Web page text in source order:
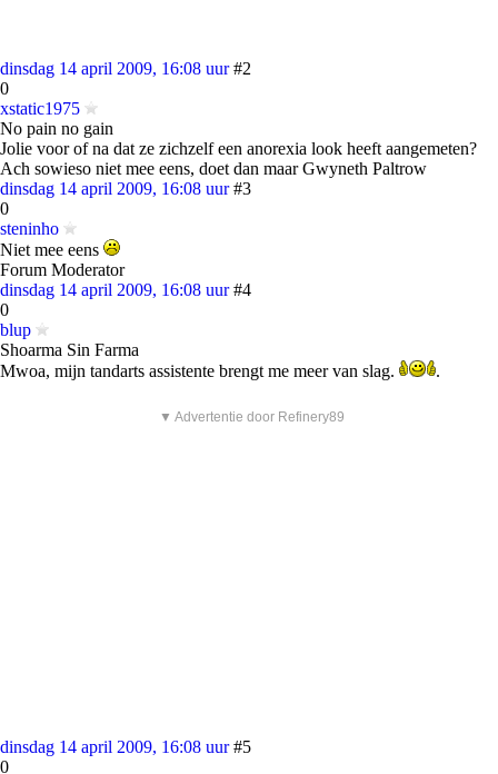
dinsdag 14 april 2009, 16:08 uur #2
0
xstatic1975
No pain no gain
Jolie voor of na dat ze zichzelf een anorexia look heeft aangemeten?
Ach sowieso niet mee eens, doet dan maar Gwyneth Paltrow
dinsdag 14 april 2009, 16:08 uur #3
0
steninho
Niet mee eens
Forum Moderator
dinsdag 14 april 2009, 16:08 uur #4
0
blup
Shoarma Sin Farma
Mwoa, mijn tandarts assistente brengt me meer van slag.
.
▼ Advertentie door Refinery89
dinsdag 14 april 2009, 16:08 uur #5
0